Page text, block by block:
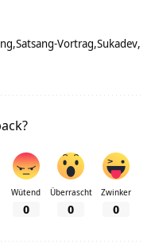
Satsang-Vortrag Sukadev
Wütend
0
Überrascht
0
Zwinker
0